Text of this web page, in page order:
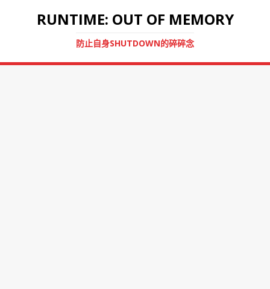
RUNTIME: OUT OF MEMORY
防止自身SHUTDOWN的碎碎念